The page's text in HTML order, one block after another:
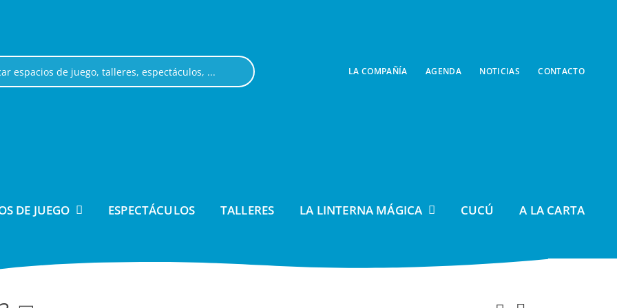
LA COMPAÑÍA AGENDA NOTICIAS CONTACTO
DE JUEGO ESPECTÁCULOS TALLERES LA LINTERNA MÁGICA CUCÚ A LA CARTA